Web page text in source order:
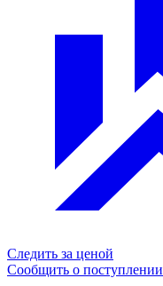
Следить за ценой
Сообщить о поступлении